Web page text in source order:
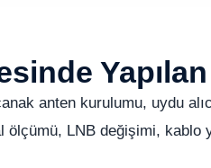
anten kurulumu, uydu
LNB değişimi, kablo